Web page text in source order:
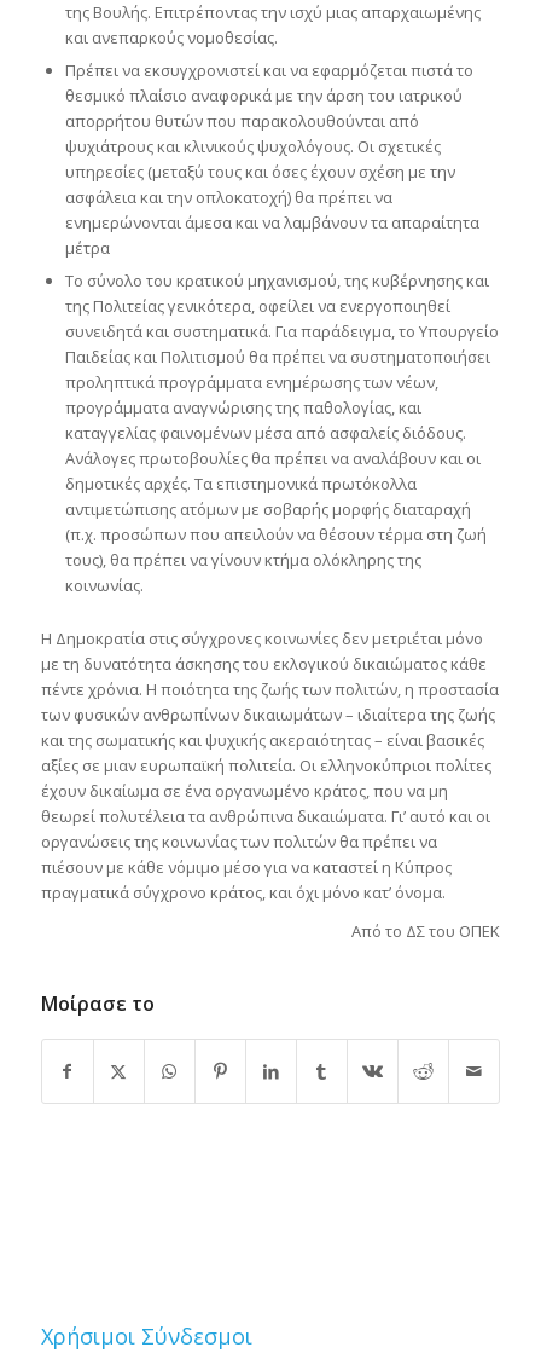
της Βουλής. Επιτρέποντας την ισχύ μιας απαρχαιωμένης
και ανεπαρκούς νομοθεσίας.
Πρέπει να εκσυγχρονιστεί και να εφαρμόζεται πιστά το
θεσμικό πλαίσιο αναφορικά με την άρση του ιατρικού
απορρήτου θυτών που παρακολουθούνται από
ψυχιάτρους και κλινικούς ψυχολόγους. Οι σχετικές
υπηρεσίες (μεταξύ τους και όσες έχουν σχέση με την
ασφάλεια και την οπλοκατοχή) θα πρέπει να
ενημερώνονται άμεσα και να λαμβάνουν τα απαραίτητα
μέτρα
Το σύνολο του κρατικού μηχανισμού, της κυβέρνησης και
της Πολιτείας γενικότερα, οφείλει να ενεργοποιηθεί
συνειδητά και συστηματικά. Για παράδειγμα, το Υπουργείο
Παιδείας και Πολιτισμού θα πρέπει να συστηματοποιήσει
προληπτικά προγράμματα ενημέρωσης των νέων,
προγράμματα αναγνώρισης της παθολογίας, και
καταγγελίας φαινομένων μέσα από ασφαλείς διόδους.
Ανάλογες πρωτοβουλίες θα πρέπει να αναλάβουν και οι
δημοτικές αρχές. Τα επιστημονικά πρωτόκολλα
αντιμετώπισης ατόμων με σοβαρής μορφής διαταραχή
(π.χ. προσώπων που απειλούν να θέσουν τέρμα στη ζωή
τους), θα πρέπει να γίνουν κτήμα ολόκληρης της
κοινωνίας.
Η Δημοκρατία στις σύγχρονες κοινωνίες δεν μετριέται μόνο
με τη δυνατότητα άσκησης του εκλογικού δικαιώματος κάθε
πέντε χρόνια. Η ποιότητα της ζωής των πολιτών, η προστασία
των φυσικών ανθρωπίνων δικαιωμάτων – ιδιαίτερα της ζωής
και της σωματικής και ψυχικής ακεραιότητας – είναι βασικές
αξίες σε μιαν ευρωπαϊκή πολιτεία. Οι ελληνοκύπριοι πολίτες
έχουν δικαίωμα σε ένα οργανωμένο κράτος, που να μη
θεωρεί πολυτέλεια τα ανθρώπινα δικαιώματα. Γι’ αυτό και οι
οργανώσεις της κοινωνίας των πολιτών θα πρέπει να
πιέσουν με κάθε νόμιμο μέσο για να καταστεί η Κύπρος
πραγματικά σύγχρονο κράτος, και όχι μόνο κατ’ όνομα.
Από το ΔΣ του ΟΠΕΚ
Μοίρασε το
Χρήσιμοι Σύνδεσμοι